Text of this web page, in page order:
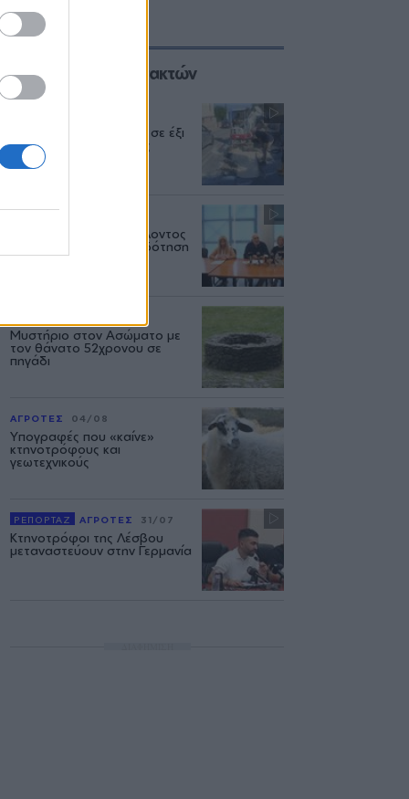
Επιλογές των Συντακτών
Διακοπή υδροδότησης σε έξι
περιοχές της Μυτιλήνης
Το Υπουργείο Περιβάλλοντος
άφησε χωρίς χρηματοδότηση
έργα νερού στη Λέσβο
Μυστήριο στον Ασώματο με
τον θάνατο 52χρονου σε
πηγάδι
ΑΓΡΟΤΕΣ 04/08
Υπογραφές που «καίνε»
κτηνοτρόφους και
γεωτεχνικούς
ΡΕΠΟΡΤΑΖ ΑΓΡΟΤΕΣ 31/07
Κτηνοτρόφοι της Λέσβου
μεταναστεύουν στην Γερμανία